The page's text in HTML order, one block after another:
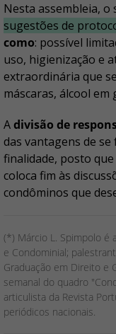
Nesta assembleia, o
sugestões de
como: possível
uso, higienização e
extraordinária que
máscaras, álcool em
Adivisão de
das vantagens de se
finalidade, posto
coloca fim às
condôminos que
(*) Márcio L. Spimpolo é
e Condominial;
Graduação em Direito e
semanal do quadro
articulista da Revista
periódicos nacionais.